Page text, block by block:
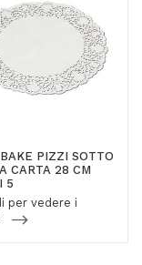
BAKE PIZZI SOTTO
CARTA 28 CM
5
per vedere i